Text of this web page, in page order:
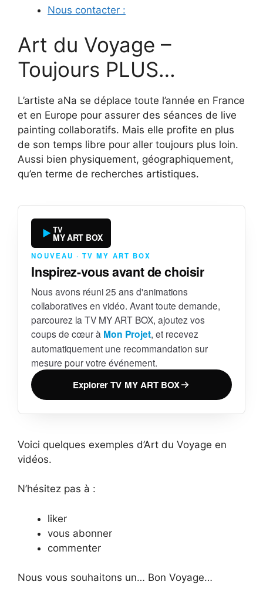
Nous contacter :
Art du Voyage –
Toujours PLUS…
L’artiste aNa se déplace toute l’année en France
et en Europe pour assurer des séances de live
painting collaboratifs. Mais elle profite en plus
de son temps libre pour aller toujours plus loin.
Aussi bien physiquement, géographiquement,
qu’en terme de recherches artistiques.
TV
MY ART BOX
NOUVEAU · TV MY ART BOX
Inspirez-vous avant de choisir
Nous avons réuni 25 ans d'animations
collaboratives en vidéo. Avant toute demande,
parcourez la TV MY ART BOX, ajoutez vos
coups de cœur à Mon Projet, et recevez
automatiquement une recommandation sur
mesure pour votre événement.
Explorer TV MY ART BOX
Voici quelques exemples d’Art du Voyage en
vidéos.
N’hésitez pas à :
liker
vous abonner
commenter
Nous vous souhaitons un… Bon Voyage…